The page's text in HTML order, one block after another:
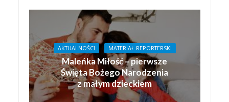
AKTUALNOŚCI MATERIAŁ REPORTERSKI
Maleńka Miłość – pierwsze
Święta Bożego Narodzenia
z małym dzieckiem